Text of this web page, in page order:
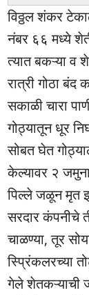
विठ्ठल शंकर
नंबर ६६ मध्ये
त्यात बकऱ्या व
रात्री गोठा
सकाळी चारा
गोठ्यातून धूर
सोबत घेत
केल्यावर २
पिल्ले जळून मृत
सरदार कंपनीचे
चाळण्या, तूर
स्प्रिंकलरच्या
गेले शेतकऱ्याची